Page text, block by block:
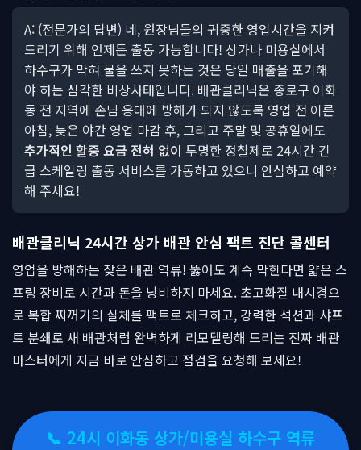
A: (전문가의 답변) 네, 원장님들의 귀중한 영업시간을 지켜
드리기 위해 언제든 출동 가능합니다! 상가나 미용실에서
하수구가 막혀 물을 쓰지 못하는 것은 당일 매출을 포기해
야 하는 심각한 비상사태입니다. 배관클리닉은 종로구 이화
동 전 지역에 손님 응대에 방해가 되지 않도록 영업 전 이른
아침, 늦은 야간 영업 마감 후, 그리고 주말 및 공휴일에도
추가적인 할증 요금 전혀 없이 투명한 정찰제로 24시간 긴
급 스케일링 출동 서비스를 가동하고 있으니 안심하고 예약
해 주세요!
배관클리닉 24시간 상가 배관 안심 팩트 진단 콜센터
영업을 방해하는 잦은 배관 역류! 뚫어도 계속 막힌다면 얇은 스
프링 장비로 시간과 돈을 낭비하지 마세요. 초고화질 내시경으
로 복합 찌꺼기의 실체를 팩트로 체크하고, 강력한 석션과 샤프
트 분쇄로 새 배관처럼 완벽하게 리모델링해 드리는 진짜 배관
마스터에게 지금 바로 안심하고 점검을 요청해 보세요!
📞 24시 이화동 상가/미용실 하수구 역류